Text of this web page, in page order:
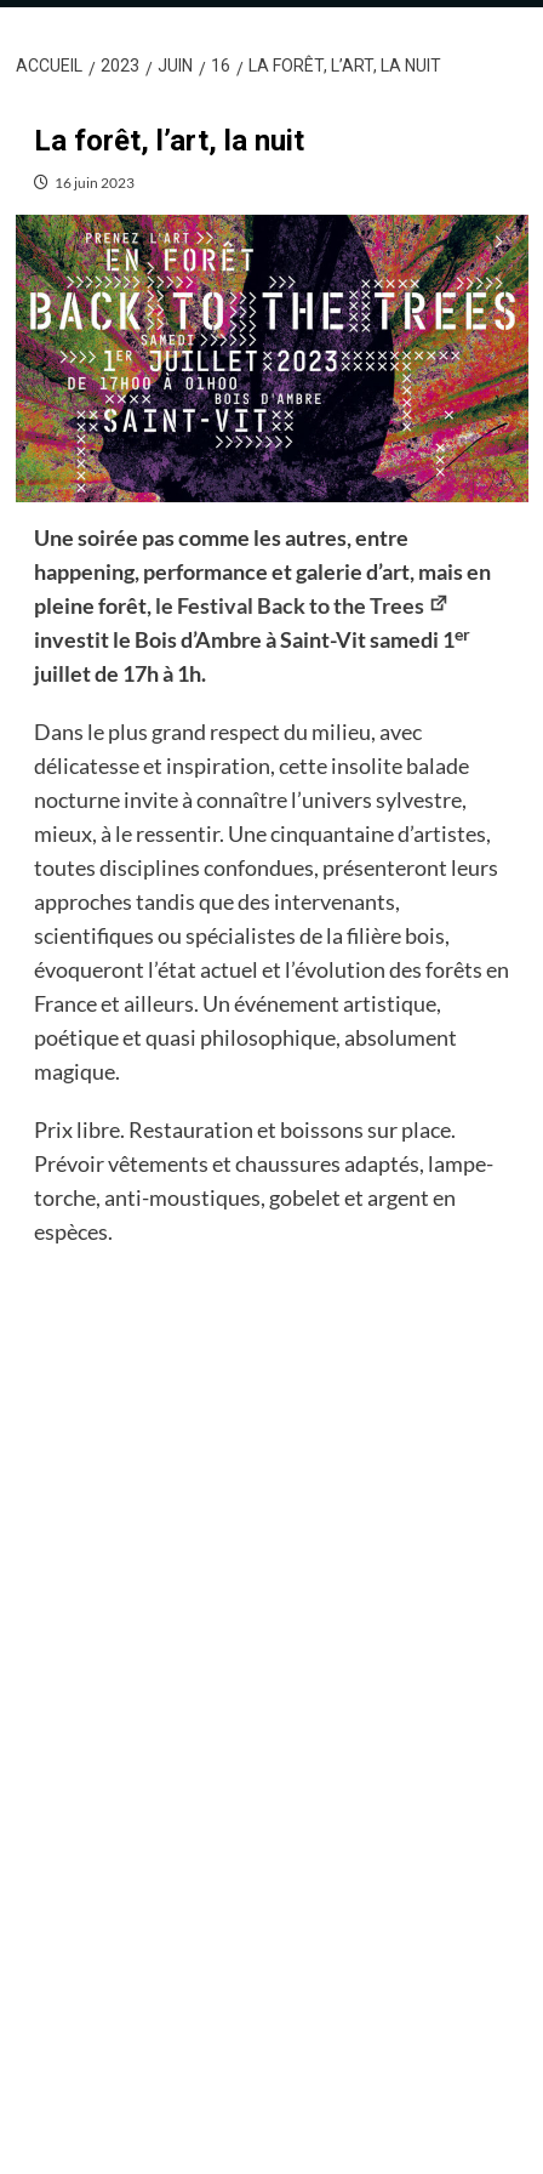
ACCUEIL 2023 JUIN 16 LA FORÊT, L’ART, LA NUIT
La forêt, l’art, la nuit
16 juin 2023
Une soirée pas comme les autres, entre
happening, performance et galerie d’art, mais en
pleine forêt,le Festival Back to the Trees
investit le Bois d’Ambre à Saint-Vit samedi 1er
juillet de 17h à 1h.
Dans le plus grand respect du milieu, avec
délicatesse et inspiration, cette insolite balade
nocturne invite à connaître l’univers sylvestre,
mieux, à le ressentir. Une cinquantaine d’artistes,
toutes disciplines confondues, présenteront leurs
approches tandis que des intervenants,
scientifiques ou spécialistes de la filière bois,
évoqueront l’état actuel et l’évolution des forêts en
France et ailleurs. Un événement artistique,
poétique et quasi philosophique, absolument
magique.
Prix libre. Restauration et boissons sur place.
Prévoir vêtements et chaussures adaptés, lampe-
torche, anti-moustiques, gobelet et argent en
espèces.